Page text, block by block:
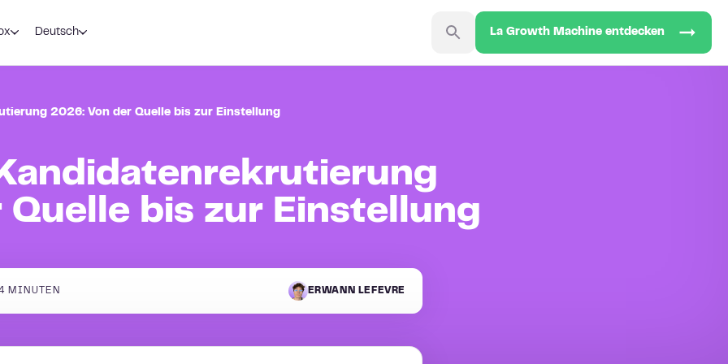
Deutsch La Growth Machine entdecken
2026: Von der Quelle bis zur Einstellung
bis zur Einstellung
MINUTEN ERWANN LEFEVRE